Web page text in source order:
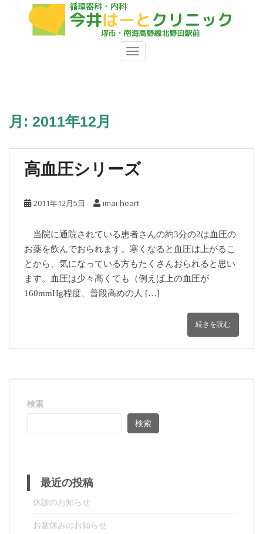
TOGGLE NAVIGATION
月: 2011年12月
高血圧シリーズ
2011年12月5日 imai-heart
当院に通院されている患者さんの約3分の2は血圧の
お薬を飲んでおられます。寒くなると血圧は上がるこ
とから、気になっている方もたくさんおられると思い
ます。血圧は少々高くても（例えば上の血圧が
160mmHg程度、普段高めの人 […]
続きを読む
検索
検索
最近の投稿
休診のお知らせ
お盆休みのお知らせ